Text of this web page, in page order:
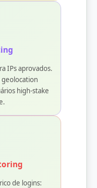
IPs aprovados.
geolocation
high-stake
de logins: